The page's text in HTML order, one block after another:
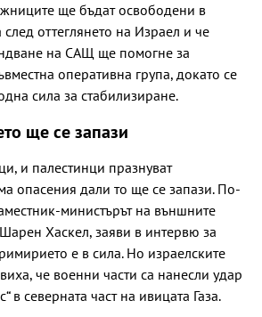
ще бъдат освободени в
оттеглянето на Израел и че
на САЩ ще помогне за
оперативна група, докато се
сила за стабилизиране.
ще се запази
и палестинци празнуват
опасения дали то ще се запази. По-
министърът на външните
Хаскел, заяви в интервю за
е в сила. Но израелските
че военни части са нанесли удар
в северната част на ивицата Газа.